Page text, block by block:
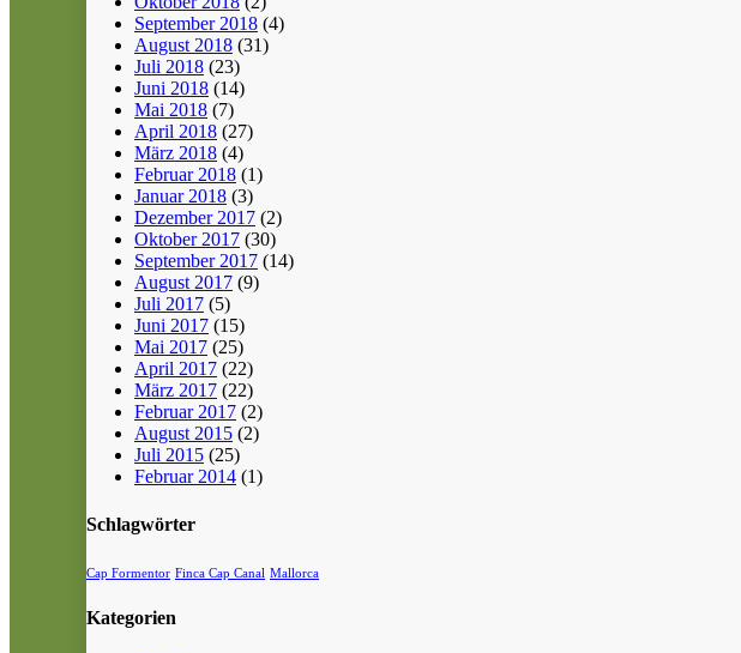
September 2018 (4)
August 2018 (31)
Juli 2018 (23)
Juni 2018 (14)
Mai 2018 (7)
April 2018 (27)
März 2018 (4)
Februar 2018 (1)
Januar 2018 (3)
Dezember 2017 (2)
Oktober 2017 (30)
September 2017 (14)
August 2017 (9)
Juli 2017 (5)
Juni 2017 (15)
Mai 2017 (25)
April 2017 (22)
März 2017 (22)
Februar 2017 (2)
August 2015 (2)
Juli 2015 (25)
Februar 2014 (1)
Schlagwörter
Cap Formentor Finca Cap Canal Mallorca
Kategorien